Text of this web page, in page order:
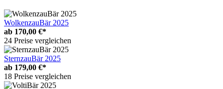
WolkenzauBär 2025
ab 170,00 €*
24 Preise vergleichen
SternzauBär 2025
ab 179,00 €*
18 Preise vergleichen